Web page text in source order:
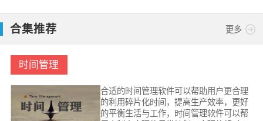
合集推荐 更多
时间管理
合适的时间管理软件可以帮助用户更合理
的利用碎片化时间，提高生产效率，更好
的平衡生活与工作，时间管理软件可以帮